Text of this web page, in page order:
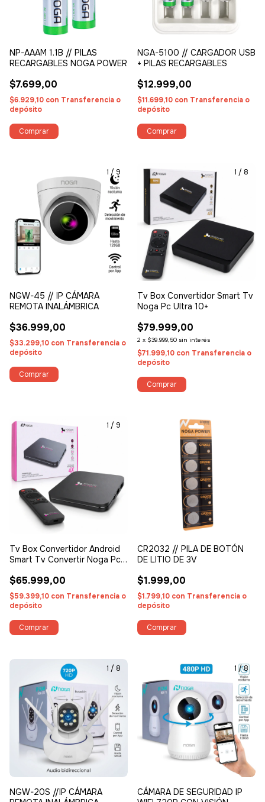
NP-AAAM 1.1B // PILAS
RECARGABLES NOGA POWER
$7.699,00
$6.929,10 con Transferencia o
depósito
NGA-5100 // CARGADOR USB
+ PILAS RECARGABLES
$12.999,00
$11.699,10 con Transferencia o
depósito
1 / 9
NGW-45 // IP CÁMARA
REMOTA INALÁMBRICA
$36.999,00
$33.299,10 con Transferencia o
depósito
1 / 8
Tv Box Convertidor Smart Tv
Noga Pc Ultra 10+
$79.999,00
2 x $39.999,50 sin interés
$71.999,10 con Transferencia o
depósito
1 / 9
Tv Box Convertidor Android
Smart Tv Convertir Noga Pc
$65.999,00
$59.399,10 con Transferencia o
depósito
CR2032 // PILA DE BOTÓN
DE LITIO DE 3V
$1.999,00
$1.799,10 con Transferencia o
depósito
1 / 8
NGW-20S //IP CÁMARA
1 /8
CÁMARA DE SEGURIDAD IP